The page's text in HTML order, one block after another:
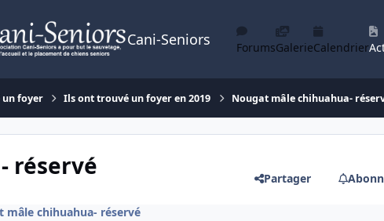
Cani-Seniors ForumsGalerieCalendrier
foyer Ils ont trouvé un foyer en 2019 Nougat mâle chihuahua-
réservé Partager
mâle chihuahua- réservé